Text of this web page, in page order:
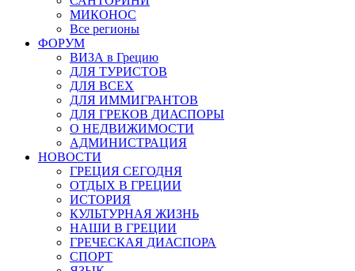
МИКОНОС
Все регионы
ФОРУМ
ВИЗА в Грецию
ДЛЯ ТУРИСТОВ
ДЛЯ ВСЕХ
ДЛЯ ИММИГРАНТОВ
ДЛЯ ГРЕКОВ ДИАСПОРЫ
О НЕДВИЖИМОСТИ
АДМИНИСТРАЦИЯ
НОВОСТИ
ГРЕЦИЯ СЕГОДНЯ
ОТДЫХ В ГРЕЦИИ
ИСТОРИЯ
КУЛЬТУРНАЯ ЖИЗНЬ
НАШИ В ГРЕЦИИ
ГРЕЧЕСКАЯ ДИАСПОРА
СПОРТ